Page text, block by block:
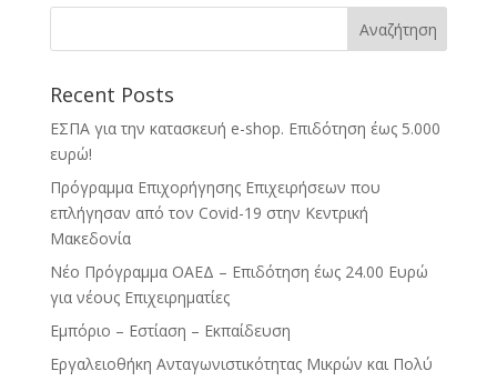
Αναζήτηση
Recent Posts
ΕΣΠΑ για την κατασκευή e-shop. Επιδότηση έως 5.000
ευρώ!
Πρόγραμμα Επιχορήγησης Επιχειρήσεων που
επλήγησαν από τον Covid-19 στην Κεντρική
Μακεδονία
Νέο Πρόγραμμα ΟΑΕΔ – Επιδότηση έως 24.00 Ευρώ
για νέους Επιχειρηματίες
Εμπόριο – Εστίαση – Εκπαίδευση
Εργαλειοθήκη Ανταγωνιστικότητας Μικρών και Πολύ